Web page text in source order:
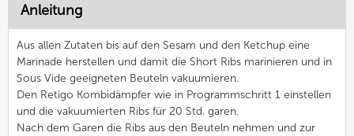
Anleitung
Aus allen Zutaten bis auf den Sesam und den Ketchup eine
Marinade herstellen und damit die Short Ribs marinieren und in
Sous Vide geeigneten Beuteln vakuumieren.
Den Retigo Kombidämpfer wie in Programmschritt 1 einstellen
und die vakuumierten Ribs für 20 Std. garen.
Nach dem Garen die Ribs aus den Beuteln nehmen und zur